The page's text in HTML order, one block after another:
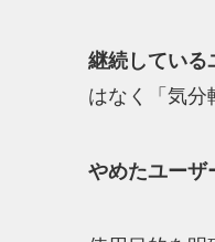
継続している
はなく「気分
やめたユーザ